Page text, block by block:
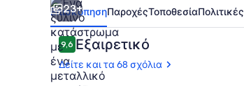
23+
ΕπισκόπησηΠαροχέςΤοποθεσίαΠολιτικές
Σχόλια
9,69,6 στα 10
Εξαιρετικό
Δείτε και τα 68 σχόλια